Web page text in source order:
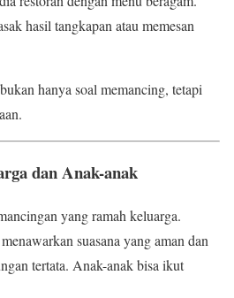
hasil tangkapan atau memesan
hanya soal memancing, tetapi
dan Anak-anak
yang ramah keluarga.
suasana yang aman dan
tertata. Anak-anak bisa ikut